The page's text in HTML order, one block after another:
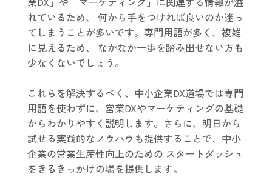
れているため、 何から手をつければ良いのか迷っ
てしまうことが多いです。専門用語が多く、複雑
に見えるため、 なかなか一歩を踏み出せない方も
少なくないでしょう。
これらを解決するべく、中小企業DX道場では専門
用語を使わずに、営業DXやマーケティングの基礎
からわかりやすく説明します。さらに、明日から
試せる実践的なノウハウも提供することで、中小
企業の営業生産性向上のための スタートダッシュ
をきるきっかけの場を提供します。